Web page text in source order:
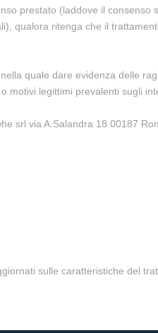
prestato (laddove il consenso
qualora ritenga che il
quale dare evidenza delle
motivi legittimi prevalenti sugli
srl via A.Salandra 18 00187
sulle caratteristiche del